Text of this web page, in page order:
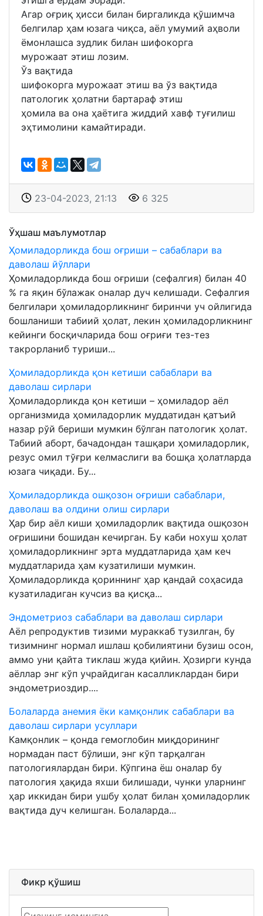
Агар оғриқ ҳисси билан биргаликда қўшимча
белгилар ҳам юзага чиқса, аёл умумий аҳволи
ёмонлашса зудлик билан шифокорга
мурожаат этиш лозим.
Ўз вақтида
шифокорга мурожаат этиш ва ўз вақтида
патологик ҳолатни бартараф этиш
ҳомила ва она ҳаётига жиддий хавф туғилиш
эҳтимолини камайтиради.
23-04-2023, 21:13 6 325
Ўҳшаш маълумотлар
Ҳомиладорликда бош оғриши – сабаблари ва
даволаш йўллари
Ҳомиладорликда бош оғриши (сефалгия) билан 40
% га яқин бўлажак оналар дуч келишади. Сефалгия
белгилари ҳомиладорликнинг биринчи уч ойлигида
бошланиши табиий ҳолат, лекин ҳомиладорликнинг
кейинги босқичларида бош оғриғи тез-тез
такрорланиб туриши...
Ҳомиладорликда қон кетиши сабаблари ва
даволаш сирлари
Ҳомиладорликда қон кетиши – ҳомиладор аёл
организмида ҳомиладорлик муддатидан қатъий
назар рўй бериши мумкин бўлган патологик ҳолат.
Табиий аборт, бачадондан ташқари ҳомиладорлик,
резус омил тўғри келмаслиги ва бошқа ҳолатларда
юзага чиқади. Бу...
Ҳомиладорликда ошқозон оғриши сабаблари,
даволаш ва олдини олиш сирлари
Ҳар бир аёл киши ҳомиладорлик вақтида ошқозон
оғришини бошидан кечирган. Бу каби нохуш ҳолат
ҳомиладорликнинг эрта муддатларида ҳам кеч
муддатларида ҳам кузатилиши мумкин.
Ҳомиладорликда қориннинг ҳар қандай соҳасида
кузатиладиган кучсиз ва қисқа...
Эндометриоз сабаблари ва даволаш сирлари
Аёл репродуктив тизими мураккаб тузилган, бу
тизимнинг нормал ишлаш қобилиятини бузиш осон,
аммо уни қайта тиклаш жуда қийин. Ҳозирги кунда
аёллар энг кўп учрайдиган касалликлардан бири
эндометриоздир....
Болаларда анемия ёки камқонлик сабаблари ва
даволаш сирлари усуллари
Камқонлик – қонда гемоглобин миқдорининг
нормадан паст бўлиши, энг кўп тарқалган
патологиялардан бири. Кўпгина ёш оналар бу
патология ҳақида яхши билишади, чунки уларнинг
ҳар иккидан бири ушбу ҳолат билан ҳомиладорлик
вақтида дуч келишган. Болаларда...
Фикр қўшиш